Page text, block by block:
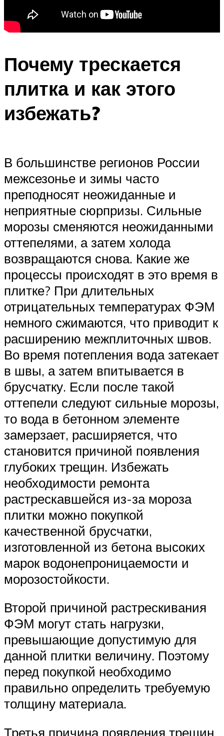
Почему трескается
плитка и как этого
избежать?
В большинстве регионов России
межсезонье и зимы часто
преподносят неожиданные и
неприятные сюрпризы. Сильные
морозы сменяются неожиданными
оттепелями, а затем холода
возвращаются снова. Какие же
процессы происходят в это время в
плитке? При длительных
отрицательных температурах ФЭМ
немного сжимаются, что приводит к
расширению межплиточных швов.
Во время потепления вода затекает
в швы, а затем впитывается в
брусчатку. Если после такой
оттепели следуют сильные морозы,
то вода в бетонном элементе
замерзает, расширяется, что
становится причиной появления
глубоких трещин. Избежать
необходимости ремонта
растрескавшейся из-за мороза
плитки можно покупкой
качественной брусчатки,
изготовленной из бетона высоких
марок водонепроницаемости и
морозостойкости.
Второй причиной растрескивания
ФЭМ могут стать нагрузки,
превышающие допустимую для
данной плитки величину. Поэтому
перед покупкой необходимо
правильно определить требуемую
толщину материала.
Третья причина появления трещин